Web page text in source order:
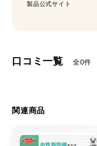
製品公式サイト
口コミ一覧 全0件
関連商品